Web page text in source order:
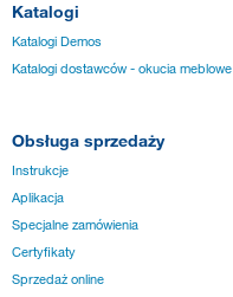
Katalogi
Katalogi Demos
Katalogi dostawców - okucia meblowe
Obsługa sprzedaży
Instrukcje
Aplikacja
Specjalne zamówienia
Certyfikaty
Sprzedaż online